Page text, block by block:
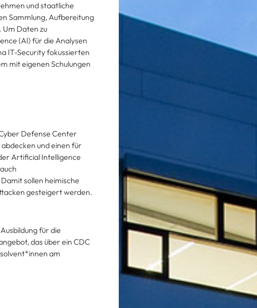
und staatliche
Sammlung, Aufbereitung
Daten zu
(AI) für die Analysen
IT-Security fokussierten
mit eigenen Schulungen
Defense Center
und einen für
Artificial Intelligence
sollen heimische
gesteigert werden.
für die
das über ein CDC
am